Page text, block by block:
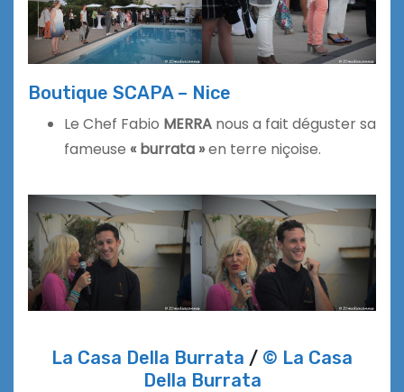
Boutique SCAPA – Nice
Le Chef Fabio MERRA nous a fait déguster sa
fameuse « burrata »en terre niçoise.
La Casa Della Burrata / © La Casa
Della Burrata